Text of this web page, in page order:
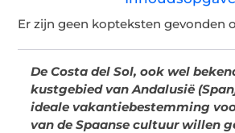
Er zijn geen kopteksten gevonden
De Costa del Sol, ook wel
kustgebied van Andalusië
ideale vakantiebestemming
van de Spaanse cultuur willen